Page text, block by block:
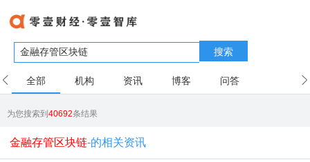
搜索
全部 机构 资讯 博客 问答
为您搜索到40692条结果
金融存管区块链-的相关资讯